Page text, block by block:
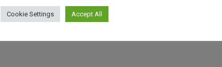
Cookie Settings Accept All